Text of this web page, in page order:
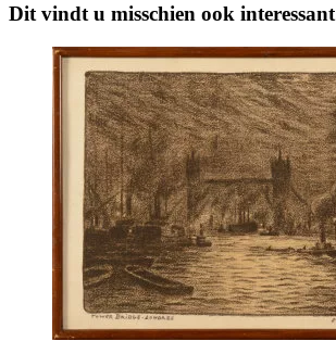
Dit vindt u misschien ook interessant